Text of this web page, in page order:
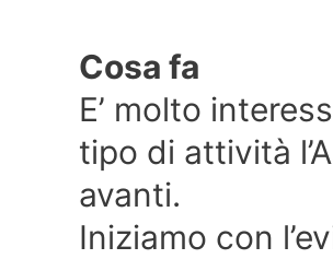
Cosa fa
E’ molto
tipo di attività
avanti.
Iniziamo con